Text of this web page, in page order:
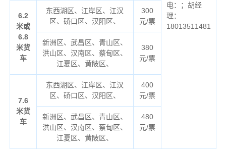
电：；胡经
理：
18013511481
6.2
米或
6.8
米货
车
东西湖区、江岸区、江汉
区、硚口区、汉阳区、
300
元/票
新洲区、武昌区、青山区、
洪山区、汉南区、蔡甸区、
江夏区、黄陂区、
380
元/票
7.6
米货
车
东西湖区、江岸区、江汉
区、硚口区、汉阳区、
400
元/票
新洲区、武昌区、青山区、
洪山区、汉南区、蔡甸区、
江夏区、黄陂区、
480
元/票